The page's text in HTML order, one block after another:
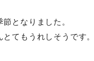
となりました。
てもうれしそうです。